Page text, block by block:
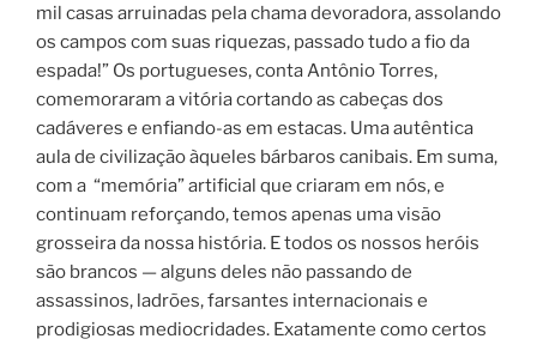
mil casas arruinadas pela chama devoradora, assolando
os campos com suas riquezas, passado tudo a fio da
espada!” Os portugueses, conta Antônio Torres,
comemoraram a vitória cortando as cabeças dos
cadáveres e enfiando-as em estacas. Uma autêntica
aula de civilização àqueles bárbaros canibais. Em suma,
com a “memória” artificial que criaram em nós, e
continuam reforçando, temos apenas uma visão
grosseira da nossa história. E todos os nossos heróis
são brancos — alguns deles não passando de
assassinos, ladrões, farsantes internacionais e
prodigiosas mediocridades. Exatamente como certos